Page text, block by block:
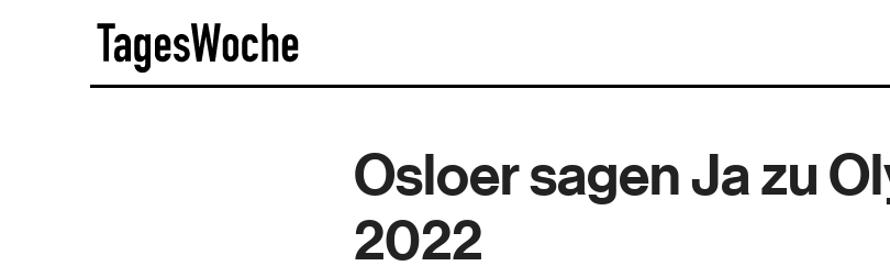
Osloer sagen Ja zu
2022